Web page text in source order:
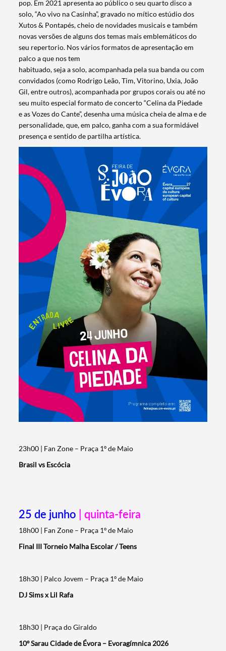
pop. Em 2021 apresenta ao público o seu quarto disco a
solo, “Ao vivo na Casinha”, gravado no mítico estúdio dos
Xutos & Pontapés, cheio de novidades musicais e também
novas versões de alguns dos temas mais emblemáticos do
seu repertorio. Nos vários formatos de apresentação em
palco a que nos tem
habituado, seja a solo, acompanhada pela sua banda ou com
convidados (como Rodrigo Leão, Tim, Vitorino, Uxia, João
Gil, entre outros), acompanhada por grupos corais ou até no
seu muito especial formato de concerto “Celina da Piedade
e as Vozes do Cante”, desenha uma música cheia de alma e de
personalidade, que, em palco, ganha com a sua formidável
presença e sentido de partilha artística.
23h00 | Fan Zone – Praça 1º de Maio
Brasil vs Escócia
25 de junho | quinta-feira
18h00 | Fan Zone – Praça 1º de Maio
Final III Torneio Malha Escolar / Teens
18h30 | Palco Jovem – Praça 1º de Maio
DJ Sims x Lil Rafa
18h30 | Praça do Giraldo
10º Sarau Cidade de Évora – Evoragímnica 2026